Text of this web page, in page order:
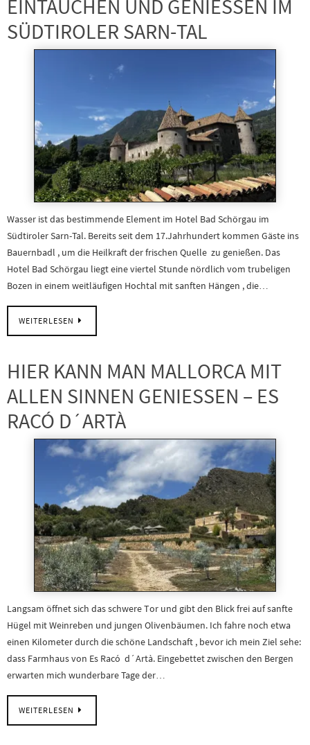
EINTAUCHEN UND GENIESSEN IM
SÜDTIROLER SARN-TAL
Wasser ist das bestimmende Element im Hotel Bad Schörgau im
Südtiroler Sarn-Tal. Bereits seit dem 17.Jahrhundert kommen Gäste ins
Bauernbadl , um die Heilkraft der frischen Quelle zu genießen. Das
Hotel Bad Schörgau liegt eine viertel Stunde nördlich vom trubeligen
Bozen in einem weitläufigen Hochtal mit sanften Hängen , die…
WEITERLESEN
HIER KANN MAN MALLORCA MIT
ALLEN SINNEN GENIESSEN – ES
RACÓ D´ARTÀ
Langsam öffnet sich das schwere Tor und gibt den Blick frei auf sanfte
Hügel mit Weinreben und jungen Olivenbäumen. Ich fahre noch etwa
einen Kilometer durch die schöne Landschaft , bevor ich mein Ziel sehe:
dass Farmhaus von Es Racó d´Artà. Eingebettet zwischen den Bergen
erwarten mich wunderbare Tage der…
WEITERLESEN